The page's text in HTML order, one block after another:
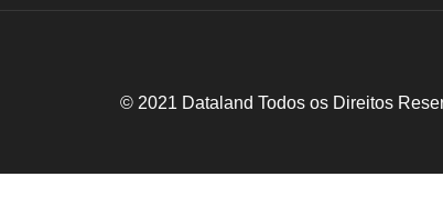
© 2021 Dataland Todos os Direitos